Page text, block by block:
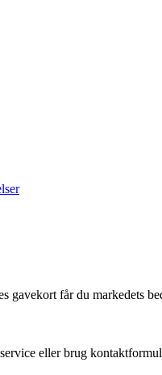
får du markedets
eller brug